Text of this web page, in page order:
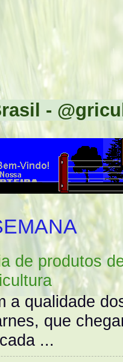
-
de produtos
a qualidade
que
...